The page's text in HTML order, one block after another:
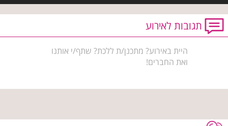
תגובות לאירוע
היית באירוע? מתכנן/ת ללכת? שתף/י אותנו
ואת החברים!